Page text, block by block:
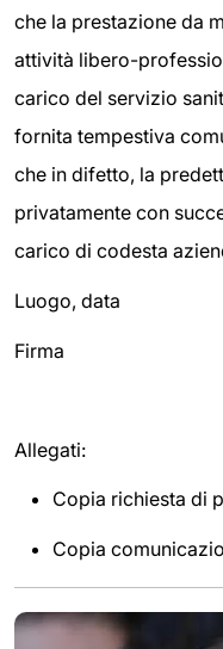
che la prestazione da
attività libero-
carico del servizio
fornita tempestiva
che in difetto, la
privatamente con
carico di codesta
Luogo, data
Firma
Allegati:
Copia richiesta di
Copia